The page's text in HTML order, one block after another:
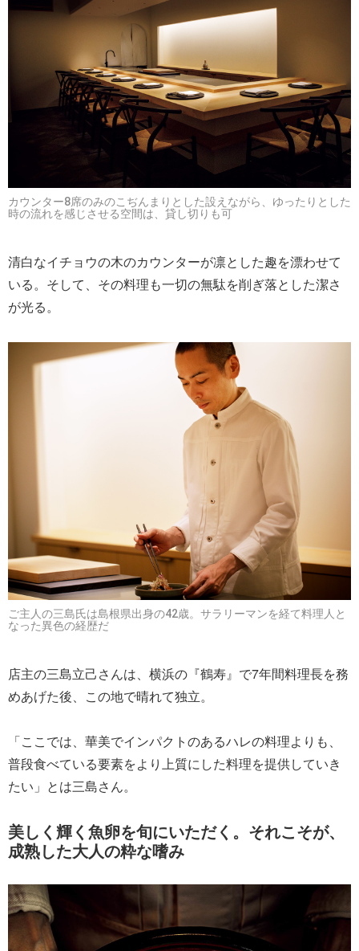
カウンター8席のみのこぢんまりとした設えながら、ゆったりとした
時の流れを感じさせる空間は、貸し切りも可
清白なイチョウの木のカウンターが凛とした趣を漂わせて
いる。そして、その料理も一切の無駄を削ぎ落とした潔さ
が光る。
ご主人の三島氏は島根県出身の42歳。サラリーマンを経て料理人と
なった異色の経歴だ
店主の三島立己さんは、横浜の『鶴寿』で7年間料理長を務
めあげた後、この地で晴れて独立。
「ここでは、華美でインパクトのあるハレの料理よりも、
普段食べている要素をより上質にした料理を提供していき
たい」とは三島さん。
美しく輝く魚卵を旬にいただく。それこそが、
成熟した大人の粋な嗜み